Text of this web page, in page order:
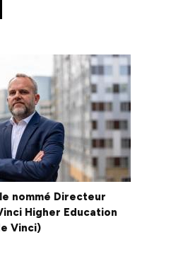
nommé Directeur
Higher Education
Vinci)